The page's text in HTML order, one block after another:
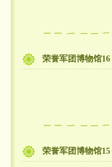
荣誉军团博物馆
荣誉军团博物馆